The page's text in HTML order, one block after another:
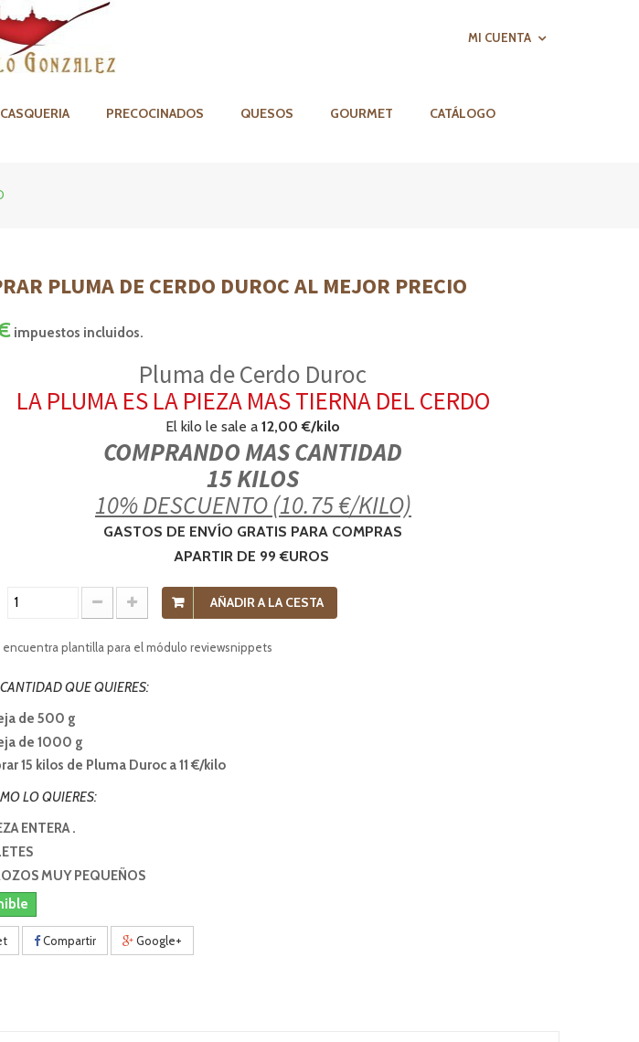
MI CUENTA
CASQUERIA PRECOCINADOS QUESOS GOURMET CATÁLOGO
PLUMA DE CERDO DUROC AL MEJOR PRECIO
impuestos incluidos.
Pluma de Cerdo Duroc
LA PLUMA ES LA PIEZA MAS TIERNA DEL CERDO
El kilo le sale a12,00 €/kilo
COMPRANDO MAS CANTIDAD
15 KILOS
10% DESCUENTO (10.75 €/KILO)
GASTOS DE ENVÍO GRATIS PARA COMPRAS
APARTIR DE 99 €UROS
AÑADIR A LA CESTA
encuentra plantilla para el módulo reviewsnippets
QUE QUIERES:
de 500 g
de 1000 g
15 kilos de Pluma Duroc a 11 €/kilo
LO QUIERES:
ENTERA .
MUY PEQUEÑOS
Compartir Google+